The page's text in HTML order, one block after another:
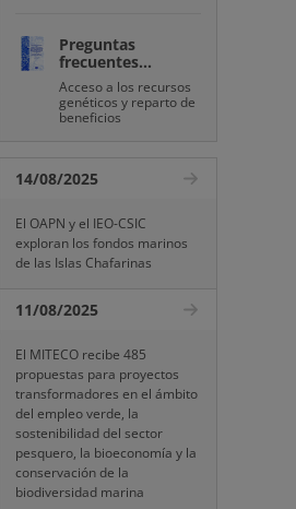
Preguntas
frecuentes...
Acceso a los recursos
genéticos y reparto de
beneficios
14/08/2025
El OAPN y el IEO-CSIC
exploran los fondos marinos
de las Islas Chafarinas
11/08/2025
El MITECO recibe 485
propuestas para proyectos
transformadores en el ámbito
del empleo verde, la
sostenibilidad del sector
pesquero, la bioeconomía y la
conservación de la
biodiversidad marina